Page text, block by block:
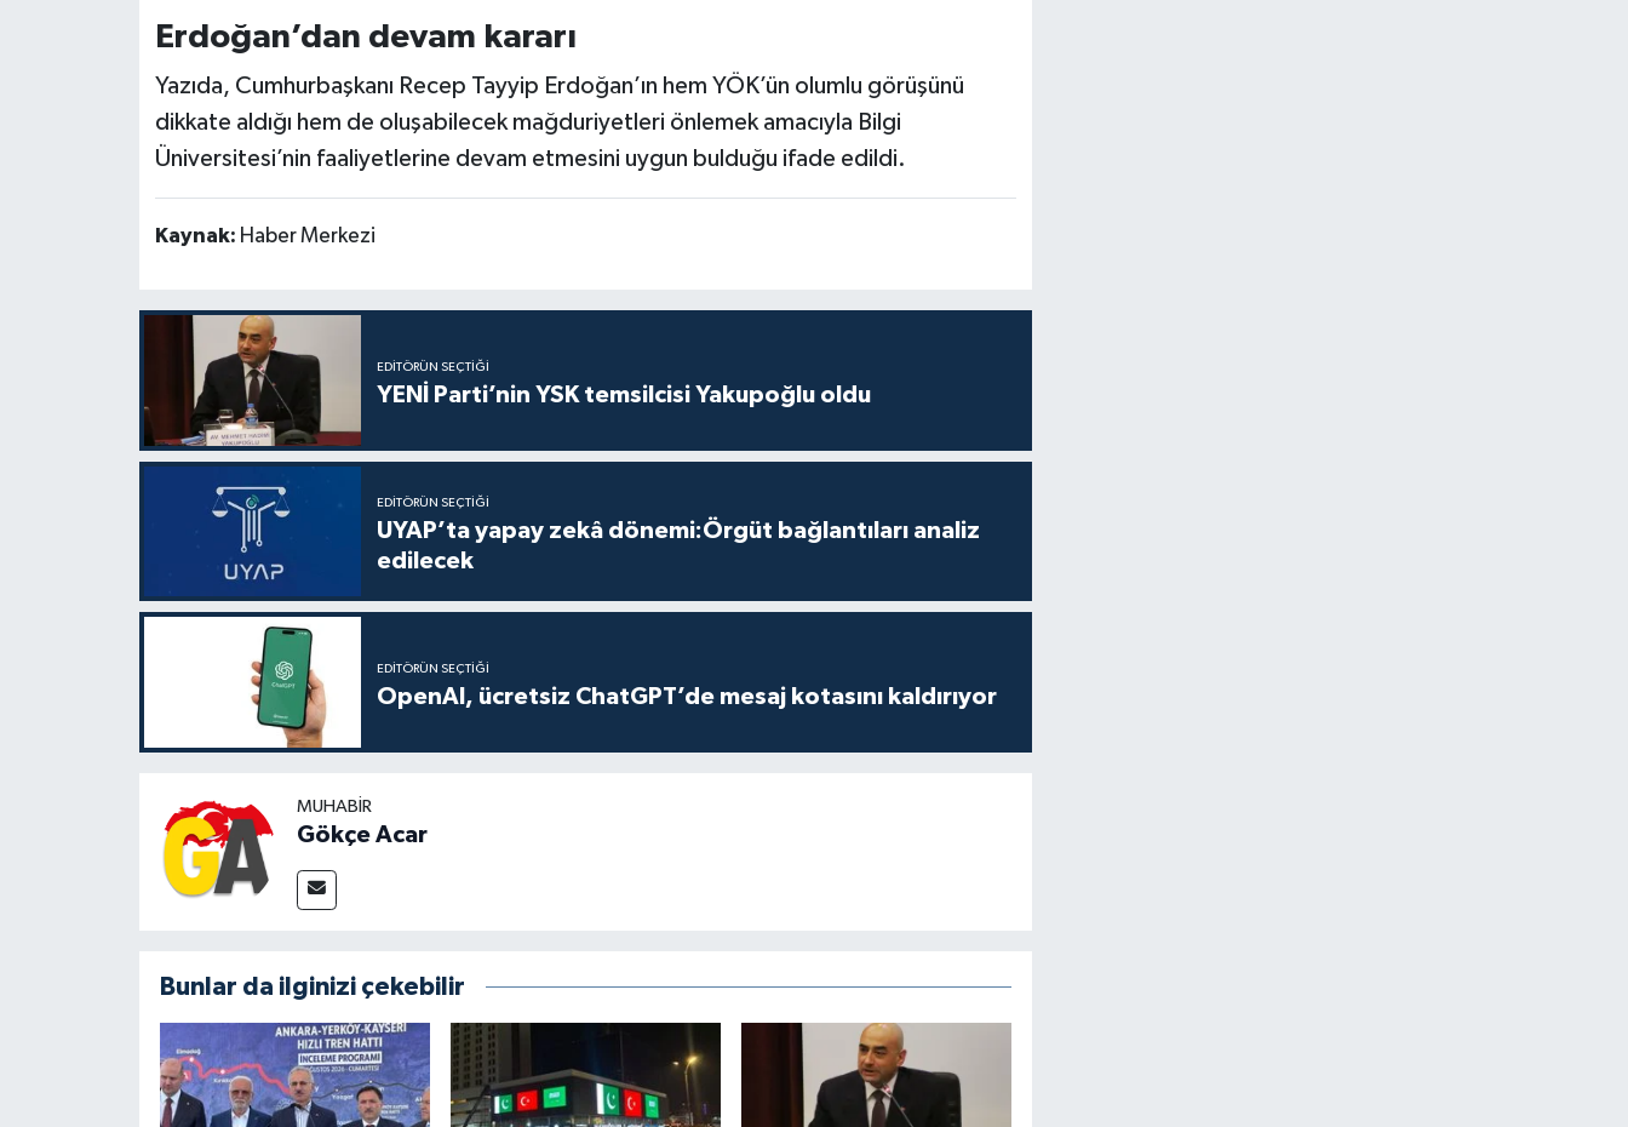
Erdoğan’dan devam kararı
Yazıda, Cumhurbaşkanı Recep Tayyip Erdoğan’ın hem YÖK’ün olumlu görüşünü
dikkate aldığı hem de oluşabilecek mağduriyetleri önlemek amacıyla Bilgi
Üniversitesi’nin faaliyetlerine devam etmesini uygun bulduğu ifade edildi.
Kaynak: Haber Merkezi
EDITÖRÜN SEÇTIĞI
YENİ Parti’nin YSK temsilcisi Yakupoğlu oldu
EDITÖRÜN SEÇTIĞI
UYAP’ta yapay zekâ dönemi:Örgüt bağlantıları analiz
edilecek
EDITÖRÜN SEÇTIĞI
OpenAI, ücretsiz ChatGPT’de mesaj kotasını kaldırıyor
MUHABIR
Gökçe Acar
Bunlar da ilginizi çekebilir